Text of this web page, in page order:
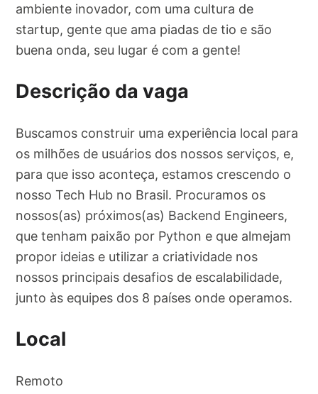
ambiente inovador, com uma cultura de
startup, gente que ama piadas de tio e são
buena onda, seu lugar é com a gente!
Descrição da vaga
Buscamos construir uma experiência local para
os milhões de usuários dos nossos serviços, e,
para que isso aconteça, estamos crescendo o
nosso Tech Hub no Brasil. Procuramos os
nossos(as) próximos(as) Backend Engineers,
que tenham paixão por Python e que almejam
propor ideias e utilizar a criatividade nos
nossos principais desafios de escalabilidade,
junto às equipes dos 8 países onde operamos.
Local
Remoto